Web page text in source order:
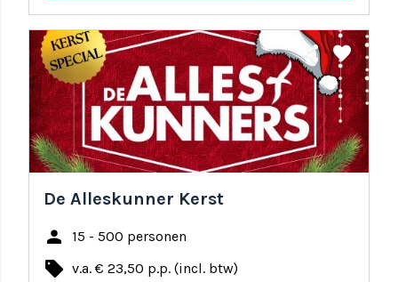
share favorite
De Alleskunner Kerst
person 15 - 500 personen
local_offer v.a. € 23,50 p.p. (incl. btw)